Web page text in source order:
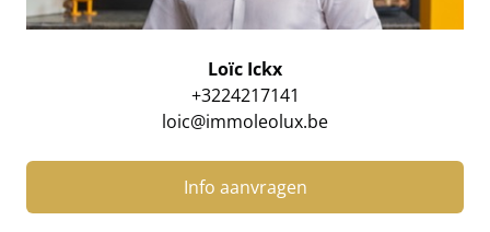
Loïc Ickx
+3224217141
loic@immoleolux.be
Info aanvragen